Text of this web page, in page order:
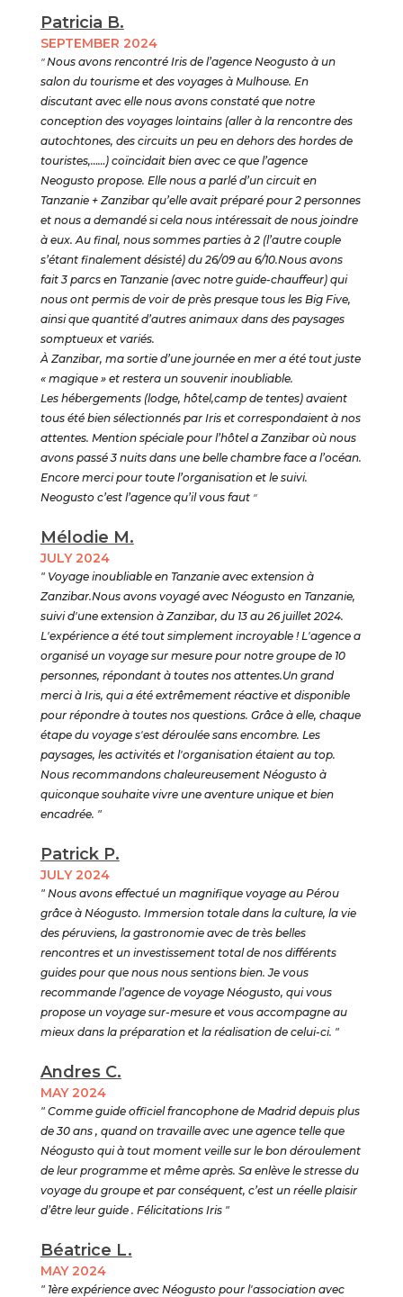
Patricia B.
SEPTEMBER 2024
"Nous avons rencontré Iris de l’agence Neogusto à un
salon du tourisme et des voyages à Mulhouse. En
discutant avec elle nous avons constaté que notre
conception des voyages lointains (aller à la rencontre des
autochtones, des circuits un peu en dehors des hordes de
touristes,……) coïncidait bien avec ce que l’agence
Neogusto propose. Elle nous a parlé d’un circuit en
Tanzanie + Zanzibar qu’elle avait préparé pour 2 personnes
et nous a demandé si cela nous intéressait de nous joindre
à eux. Au final, nous sommes parties à 2 (l’autre couple
s’étant finalement désisté) du 26/09 au 6/10.Nous avons
fait 3 parcs en Tanzanie (avec notre guide-chauffeur) qui
nous ont permis de voir de près presque tous les Big Five,
ainsi que quantité d’autres animaux dans des paysages
somptueux et variés.
À Zanzibar, ma sortie d’une journée en mer a été tout juste
« magique » et restera un souvenir inoubliable.
Les hébergements (lodge, hôtel,camp de tentes) avaient
tous été bien sélectionnés par Iris et correspondaient à nos
attentes. Mention spéciale pour l’hôtel a Zanzibar où nous
avons passé 3 nuits dans une belle chambre face a l’océan.
Encore merci pour toute l’organisation et le suivi.
Neogusto c’est l’agence qu’il vous faut "
Mélodie M.
JULY 2024
" Voyage inoubliable en Tanzanie avec extension à
Zanzibar.Nous avons voyagé avec Néogusto en Tanzanie,
suivi d'une extension à Zanzibar, du 13 au 26 juillet 2024.
L'expérience a été tout simplement incroyable ! L'agence a
organisé un voyage sur mesure pour notre groupe de 10
personnes, répondant à toutes nos attentes.Un grand
merci à Iris, qui a été extrêmement réactive et disponible
pour répondre à toutes nos questions. Grâce à elle, chaque
étape du voyage s'est déroulée sans encombre. Les
paysages, les activités et l'organisation étaient au top.
Nous recommandons chaleureusement Néogusto à
quiconque souhaite vivre une aventure unique et bien
encadrée. "
Patrick P.
JULY 2024
" Nous avons effectué un magnifique voyage au Pérou
grâce à Néogusto. Immersion totale dans la culture, la vie
des péruviens, la gastronomie avec de très belles
rencontres et un investissement total de nos différents
guides pour que nous nous sentions bien. Je vous
recommande l’agence de voyage Néogusto, qui vous
propose un voyage sur-mesure et vous accompagne au
mieux dans la préparation et la réalisation de celui-ci. "
Andres C.
MAY 2024
" Comme guide officiel francophone de Madrid depuis plus
de 30 ans , quand on travaille avec une agence telle que
Néogusto qui à tout moment veille sur le bon déroulement
de leur programme et même après. Sa enlève le stresse du
voyage du groupe et par conséquent, c’est un réelle plaisir
d’être leur guide . Félicitations Iris "
Béatrice L.
MAY 2024
" 1ère expérience avec Néogusto pour l'association avec